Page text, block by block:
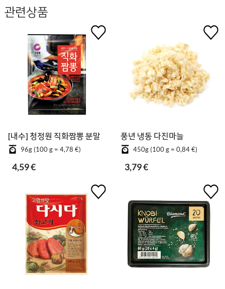
관련상품
[내수] 청정원 직화짬뽕 분말
96g (100 g = 4,78 €)
4,59 €
풍년 냉동 다진마늘
450g (100 g = 0,84 €)
3,79 €